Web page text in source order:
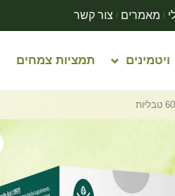
מאמרים צור קשר
ויטמינים תמציות צמחים